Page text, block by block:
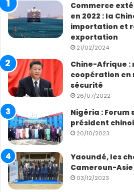
Commerce
en 2022 : la
importation et
exportation
21/02/2024
Chine-Afrique :
coopération en
sécurité
26/07/2022
Nigéria : Forum
président
20/10/2023
Yaoundé, les
Cameroun-
03/12/2023